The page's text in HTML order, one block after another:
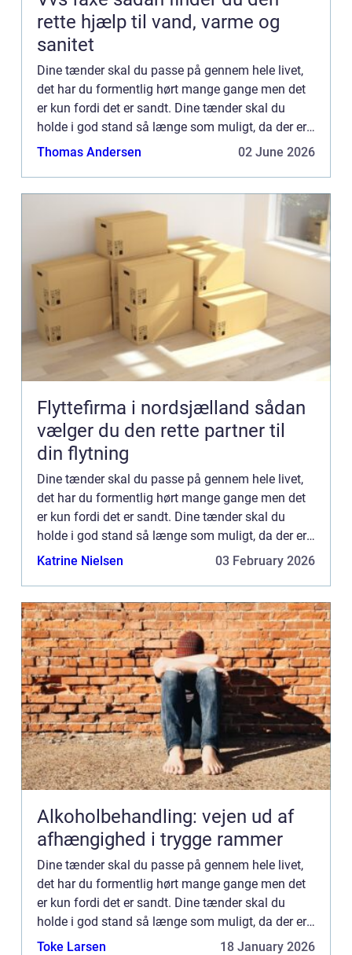
rette hjælp til vand, varme og
sanitet
Dine tænder skal du passe på gennem hele livet,
det har du formentlig hørt mange gange men det
er kun fordi det er sandt. Dine tænder skal du
holde i god stand så længe som muligt, da der er
flere gode grunde til ...
Thomas Andersen 02 June 2026
Flyttefirma i nordsjælland sådan
vælger du den rette partner til
din flytning
Dine tænder skal du passe på gennem hele livet,
det har du formentlig hørt mange gange men det
er kun fordi det er sandt. Dine tænder skal du
holde i god stand så længe som muligt, da der er
flere gode grunde til ...
Katrine Nielsen 03 February 2026
Alkoholbehandling: vejen ud af
afhængighed i trygge rammer
Dine tænder skal du passe på gennem hele livet,
det har du formentlig hørt mange gange men det
er kun fordi det er sandt. Dine tænder skal du
holde i god stand så længe som muligt, da der er
flere gode grunde til ...
Toke Larsen 18 January 2026